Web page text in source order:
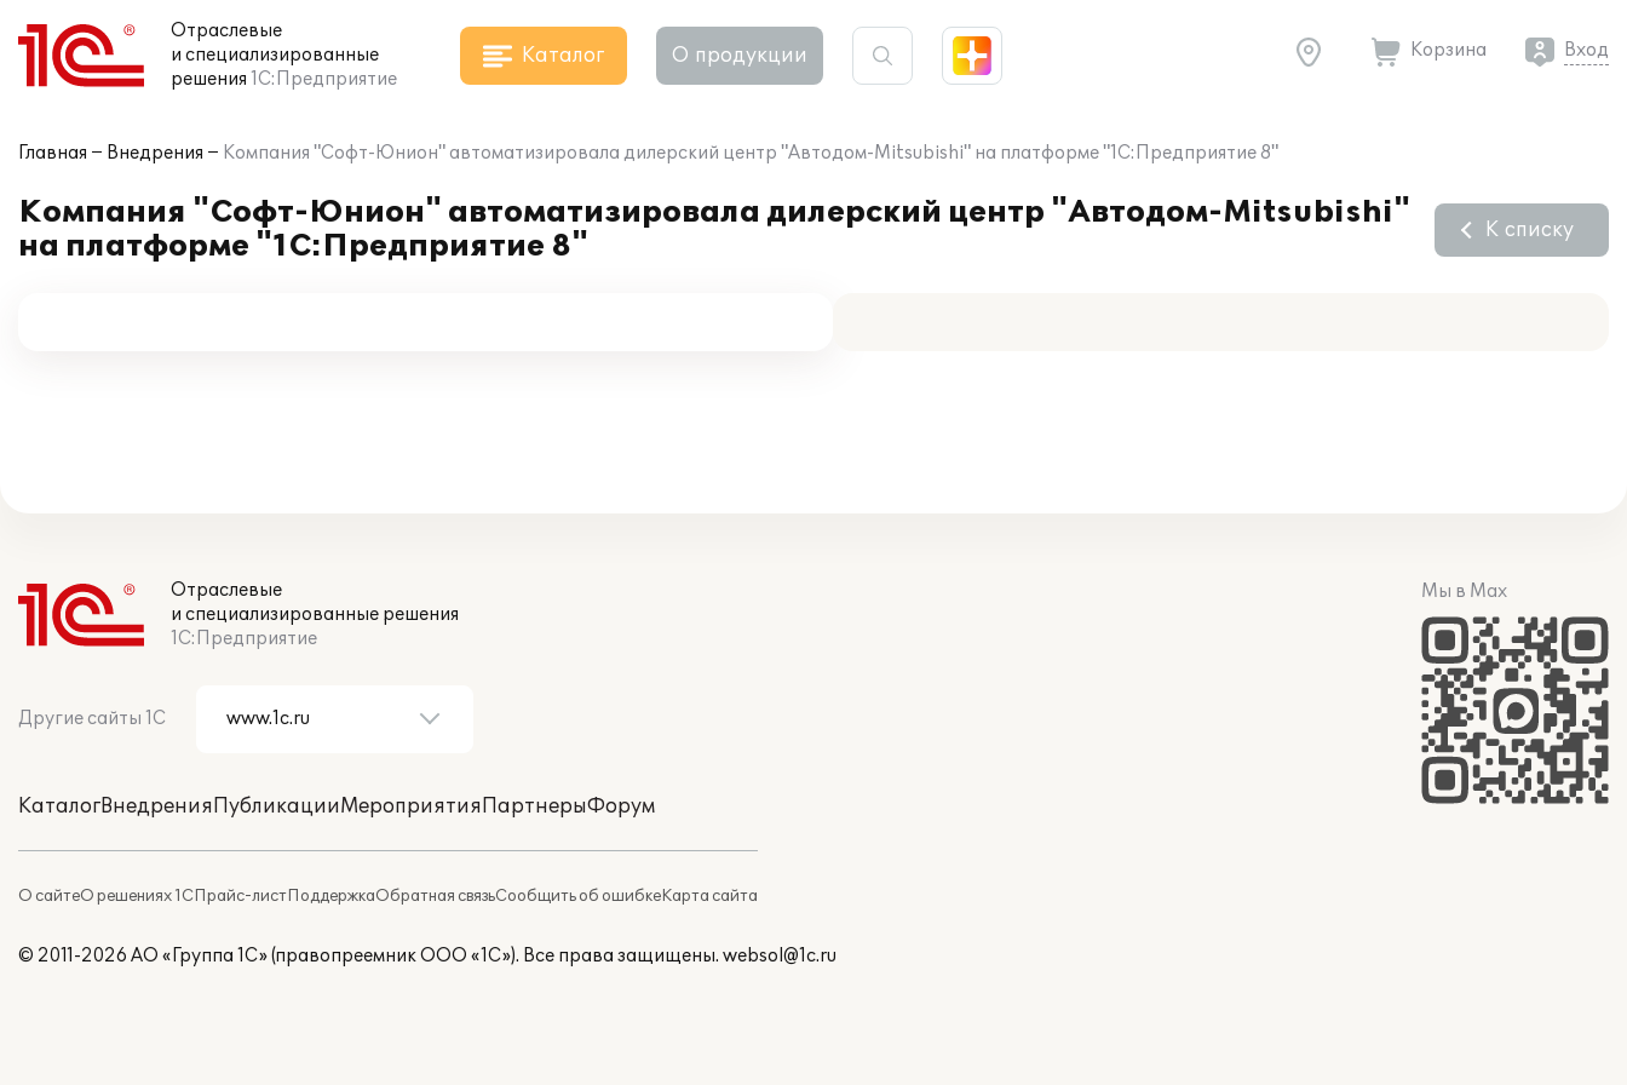
Отраслевые
и специализированные
решения 1С:Предприятие
Каталог О продукции Корзина Вход
Главная Внедрения Компания "Софт-Юнион" автоматизировала дилерский центр "Автодом-Mitsubishi" на платформе "1С:Предприятие 8"
Компания "Софт-Юнион" автоматизировала дилерский центр "Автодом-Mitsubishi"
на платформе "1С:Предприятие 8"
К списку
Отраслевые
и специализированные решения
1С:Предприятие
Другие сайты 1С
КаталогВнедренияПубликацииМероприятияПартнерыФорум
О сайтеО решениях 1СПрайс-листПоддержкаОбратная связьСообщить об ошибкеКарта сайта
Мы в Max
© 2011-2026 АО «Группа 1С» (правопреемник ООО «1С»). Все права защищены. websol@1c.ru